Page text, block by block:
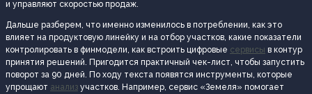
и управляют скоростью продаж.
Дальше разберем, что именно изменилось в потреблении, как это
влияет на продуктовую линейку и на отбор участков, какие показатели
контролировать в финмодели, как встроить цифровые сервисы в контур
принятия решений. Пригодится практичный чек-лист, чтобы запустить
поворот за 90 дней. По ходу текста появятся инструменты, которые
упрощают анализ участков. Например, сервис «Земеля» помогает